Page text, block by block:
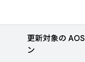
更新対象の
ン